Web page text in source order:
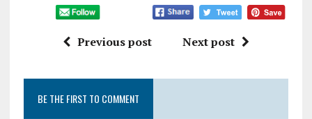
Previous post Next post
BE THE FIRST TO COMMENT